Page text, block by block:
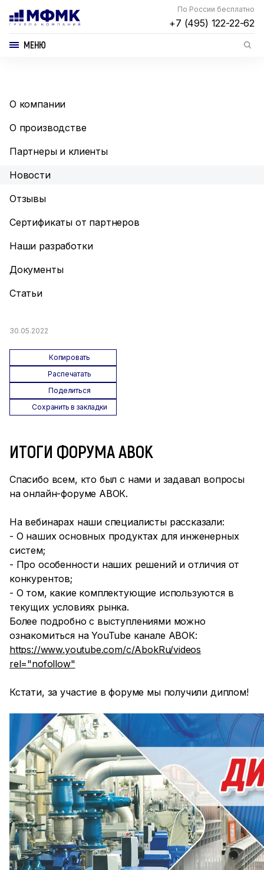
По России бесплатно
+7 (495) 122-22-62
МЕНЮ
О компании
О производстве
Партнеры и клиенты
Новости
Отзывы
Сертификаты от партнеров
Наши разработки
Документы
Статьи
30.05.2022
Копировать
Распечатать
Поделиться
Сохранить в закладки
ИТОГИ ФОРУМА АВОК
Спасибо всем, кто был с нами и задавал вопросы
на онлайн-форуме АВОК.
На вебинарах наши специалисты рассказали:
- О наших основных продуктах для инженерных
систем;
- Про особенности наших решений и отличия от
конкурентов;
- О том, какие комплектующие используются в
текущих условиях рынка.
Более подробно с выступлениями можно
ознакомиться на YouTube канале АВОК:
https://www.youtube.com/c/AbokRu/videos
rel="nofollow"
Кстати, за участие в форуме мы получили диплом!